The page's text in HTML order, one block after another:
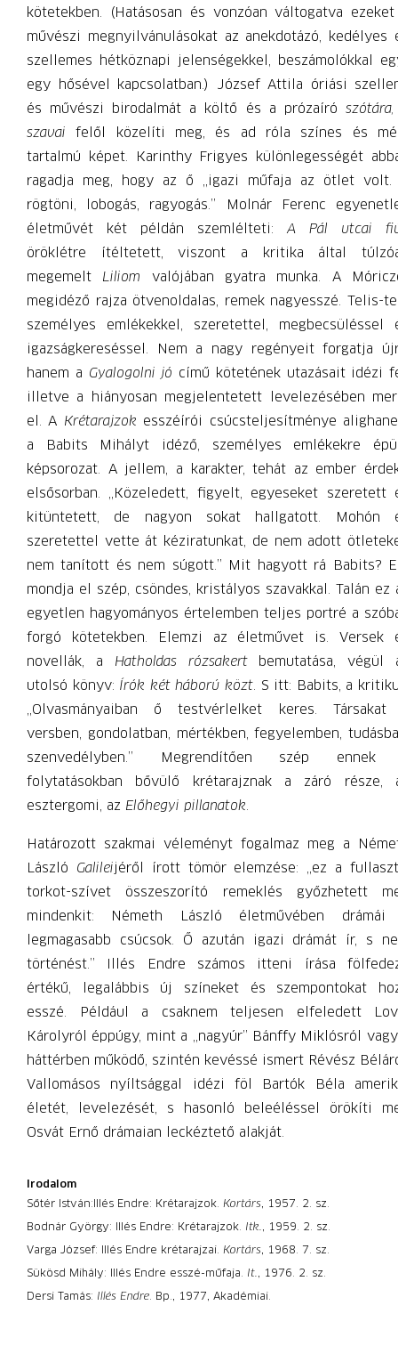
kötetekben. (Hatásosan és vonzóan váltogatva
művészi megnyilvánulásokat az anekdotázó, kedélyes
szellemes hétköznapi jelenségekkel, beszámolókkal
egy hősével kapcsolatban.) József Attila óriási
és művészi birodalmát a költő és a prózaíró
szavai felől közelíti meg, és ad róla színes és
tartalmú képet. Karinthy Frigyes különlegességét
ragadja meg, hogy az ő „igazi műfaja az ötlet volt.
rögtöni, lobogás, ragyogás.” Molnár Ferenc
életművét két példán szemlélteti:A Pál utcai
öröklétre ítéltetett, viszont a kritika által
megemelt Liliom valójában gyatra munka.
A
megidéző rajza ötvenoldalas, remek nagyesszé. Telis-
személyes emlékekkel, szeretettel, megbecsüléssel
igazságkereséssel. Nem a nagy regényeit forgatja
hanem a Gyalogolni jó című kötetének utazásait idézi
illetve a hiányosan megjelentetett levelezésében
el. A Krétarajzok esszéírói csúcsteljesítménye
a Babits Mihályt idéző, személyes emlékekre
képsorozat. A jellem, a karakter, tehát az ember
elsősorban. „Közeledett, figyelt, egyeseket szeretett
kitüntetett, de nagyon sokat hallgatott. Mohón
szeretettel vette át kéziratunkat, de nem adott
nem tanított és nem súgott.” Mit hagyott rá Babits?
mondja el szép, csöndes, kristályos szavakkal. Talán ez
egyetlen hagyományos értelemben teljes portré a
forgó kötetekben. Elemzi az életművet is. Versek
novellák, a Hatholdas rózsakert bemutatása, végül
utolsó könyv: Írók két háború közt. S itt: Babits, a
„Olvasmányaiban ő testvérlelket keres. Társakat
versben, gondolatban, mértékben, fegyelemben,
szenvedélyben.” Megrendítően szép ennek
folytatásokban bővülő krétarajznak a záró része,
esztergomi, az Előhegyi pillanatok.
Határozott szakmai véleményt fogalmaz meg a
László Galilei jéről írott tömör elemzése: „ez a
torkot-szívet összeszorító remeklés győzhetett
mindenkit: Németh László életművében drámái
legmagasabb csúcsok. Ő azután igazi drámát ír, s
történést.” Illés Endre számos itteni írása
értékű, legalábbis új színeket és szempontokat
esszé. Például a csaknem teljesen elfeledett
Károlyról éppúgy, mint a „nagyúr” Bánffy Miklósról
háttérben működő, szintén kevéssé ismert Révész
Vallomásos nyíltsággal idézi föl Bartók Béla
életét, levelezését, s hasonló beleéléssel örökíti
Osvát Ernő drámaian leckéztető alakját.
Irodalom
Sőtér István:Illés Endre: Krétarajzok. Kortárs, 1957. 2. sz.
Bodnár György: Illés Endre: Krétarajzok. Itk., 1959. 2. sz.
Varga József: Illés Endre krétarajzai. Kortárs, 1968. 7. sz.
Sükösd Mihály: Illés Endre esszé-műfaja. It., 1976. 2. sz.
Dersi Tamás: Illés Endre. Bp., 1977, Akadémiai.